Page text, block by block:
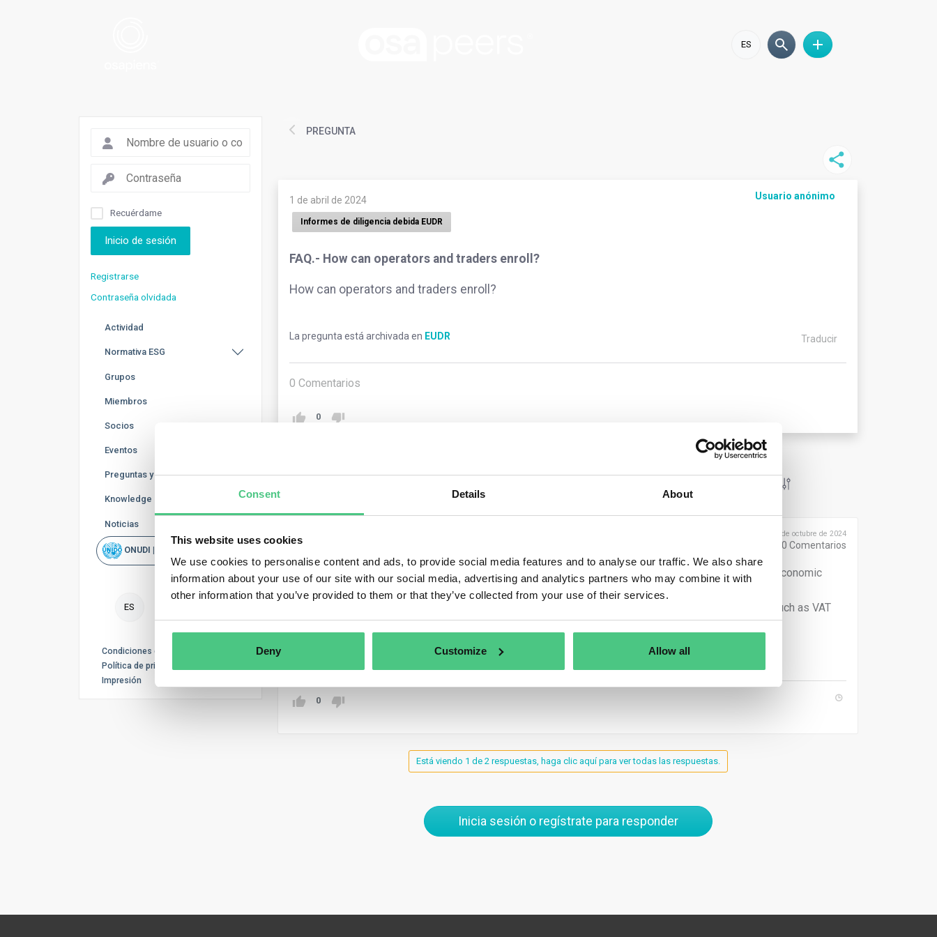
Consent Details About
This website uses cookies
We use cookies to personalise content and ads, to provide social media features and to analyse our traffic. We also share
information about your use of our site with our social media, advertising and analytics partners who may combine it with
other information that you’ve provided to them or that they’ve collected from your use of their services.
Deny Customize Allow all
ES
Recuérdame
Inicio de sesión
Registrarse
Contraseña olvidada
Actividad
Normativa ESG
Grupos
Miembros
Socios
Eventos
Preguntas y Respuestas
Knowledge Base
Noticias
ONUDI | Rapid Scan
ES
Condiciones de uso
Política de privacidad
Impresión
PREGUNTA
1 de abril de 2024 Usuario anónimo
Informes de diligencia debida EUDR
FAQ.- How can operators and traders enroll?
How can operators and traders enroll?
La pregunta está archivada en EUDR Traducir
0 Comentarios
0
Usuario anónimo Publicado el 3 de octubre de 2024
0 Comentarios
Operators engaging in the import or export of relevant commodities and products must furnish their Economic
Operators Registration and Identification (EORI) number during TRACES NT registration. Domestic
operators/traders without an EORI number can opt for alternative identifiers supported by TRACES, such as VAT
number, National Company Number, or Taxpayer Identification Number.
0
Está viendo 1 de 2 respuestas, haga clic aquí para ver todas las respuestas.
Inicia sesión o regístrate para responder